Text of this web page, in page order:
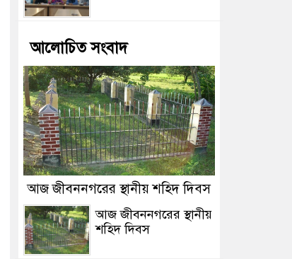
আলোচিত সংবাদ
আজ জীবননগরের স্থানীয় শহিদ দিবস
আজ জীবননগরের স্থানীয়
শহিদ দিবস